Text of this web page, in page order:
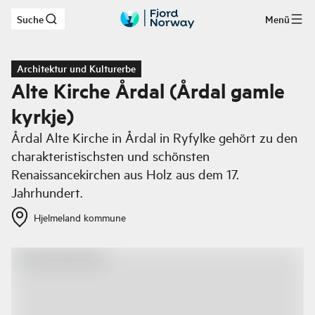
Zum Hauptinhalt
Suche Menü
Architektur und Kulturerbe
Alte Kirche Årdal (Årdal gamle
kyrkje)
Årdal Alte Kirche in Årdal in Ryfylke gehört zu den
charakteristischsten und schönsten
Renaissancekirchen aus Holz aus dem 17.
Jahrhundert.
Hjelmeland kommune